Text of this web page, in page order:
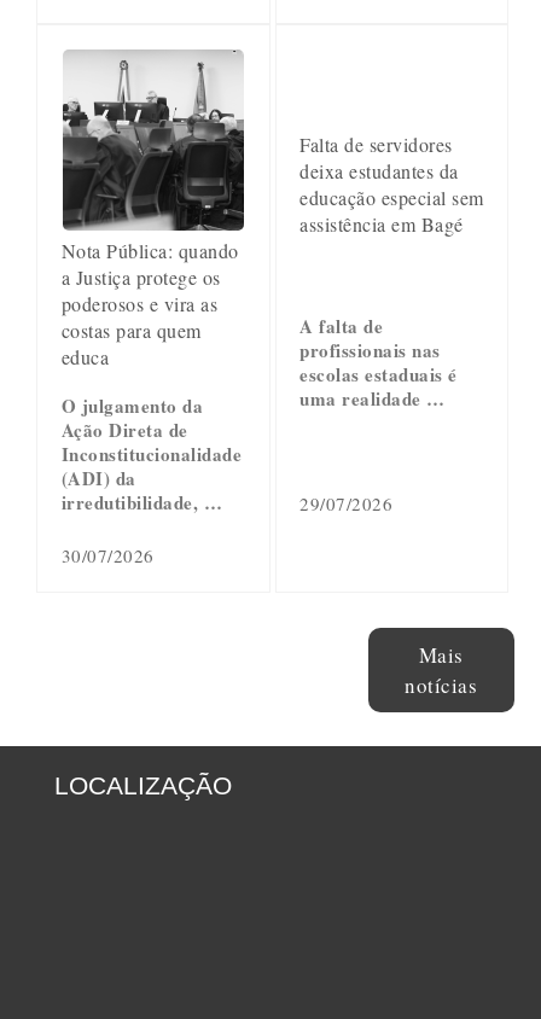
Nota Pública: quando
a Justiça protege os
poderosos e vira as
costas para quem
educa
O julgamento da
Ação Direta de
Inconstitucionalidade
(ADI) da
irredutibilidade, …
30/07/2026
Falta de servidores
deixa estudantes da
educação especial sem
assistência em Bagé
A falta de
profissionais nas
escolas estaduais é
uma realidade …
29/07/2026
Mais
notícias
LOCALIZAÇÃO